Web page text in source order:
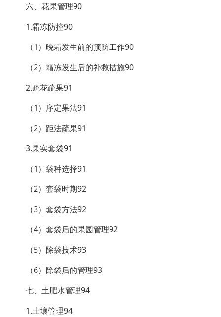
六、花果管理90
1.霜冻防控90
（1）晚霜发生前的预防工作90
（2）霜冻发生后的补救措施90
2.疏花疏果91
（1）序定果法91
（2）距法疏果91
3.果实套袋91
（1）袋种选择91
（2）套袋时期92
（3）套袋方法92
（4）套袋后的果园管理92
（5）除袋技术93
（6）除袋后的管理93
七、土肥水管理94
1.土壤管理94